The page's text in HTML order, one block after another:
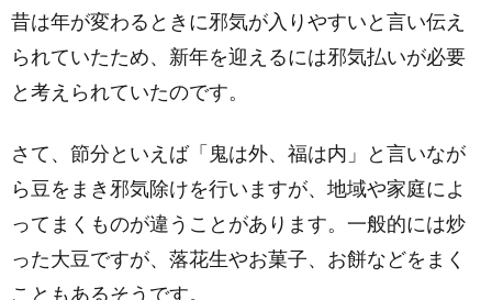
昔は年が変わるときに邪気が入りやすいと言い伝え
られていたため、新年を迎えるには邪気払いが必要
と考えられていたのです。
さて、節分といえば「鬼は外、福は内」と言いなが
ら豆をまき邪気除けを行いますが、地域や家庭によ
ってまくものが違うことがあります。一般的には炒
った大豆ですが、落花生やお菓子、お餅などをまく
こともあるそうです。